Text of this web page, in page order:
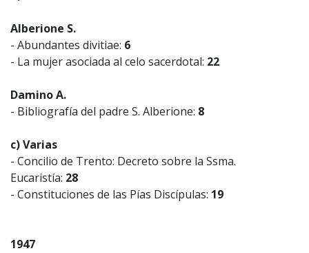
Alberione S.
- Abundantes divitiae: 6
- La mujer asociada al celo sacerdotal: 22
Damino A.
- Bibliografía del padre S. Alberione: 8
c) Varias
- Concilio de Trento: Decreto sobre la Ssma.
Eucaristía: 28
- Constituciones de las Pías Discípulas: 19
1947